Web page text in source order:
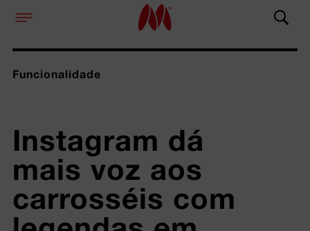
Funcionalidade
Instagram dá
mais voz aos
carrosséis com